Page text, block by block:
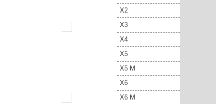
X2
X3
X4
X5
X5 M
X6
X6 M